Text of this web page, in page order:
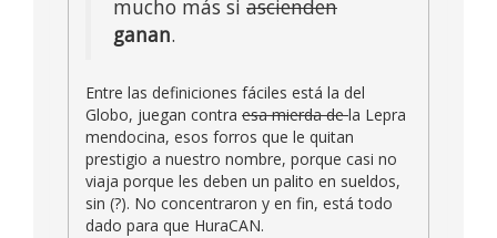
mucho más si ascienden
ganan.
Entre las definiciones fáciles está la del
Globo, juegan contra esa mierda dela Lepra
mendocina, esos forros que le quitan
prestigio a nuestro nombre, porque casi no
viaja porque les deben un palito en sueldos,
sin (?). No concentraron y en fin, está todo
dado para que HuraCAN.